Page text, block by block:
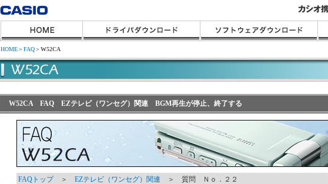
HOME＞FAQ＞W52CA
W52CA FAQ EZテレビ（ワンセグ）関連 BGM再生が停止、終了する
FAQトップ＞ EZテレビ（ワンセグ）関連 ＞ 質問 Ｎｏ．２２